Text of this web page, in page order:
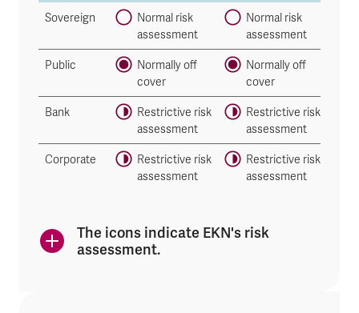
Sovereign
Normal risk
assessment
Normal risk
assessment
Public
Normally off
cover
Normally off
cover
Bank
Restrictive risk
assessment
Restrictive risk
assessment
Corporate
Restrictive risk
assessment
Restrictive risk
assessment
The icons indicate EKN's risk
assessment.